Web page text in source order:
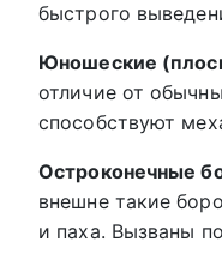
быстрого
Юношеские
отличие от
способствуют
Остроконечные
внешне такие
и паха. Вызваны